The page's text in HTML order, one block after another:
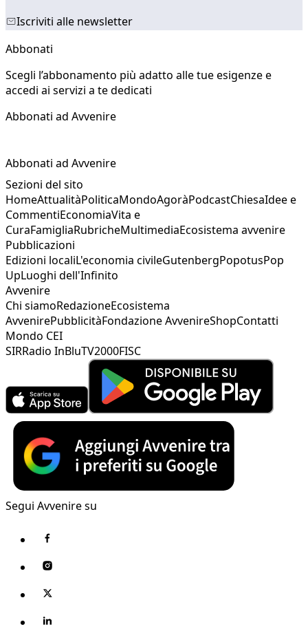
Iscriviti alle newsletter
Abbonati
Scegli l’abbonamento più adatto alle tue esigenze e
accedi ai servizi a te dedicati
Abbonati ad Avvenire
Abbonati ad Avvenire
Sezioni del sito
HomeAttualitàPoliticaMondoAgoràPodcastChiesaIdee e
CommentiEconomiaVita e
CuraFamigliaRubricheMultimediaEcosistema avvenire
Pubblicazioni
Edizioni localiL'economia civileGutenbergPopotusPop
UpLuoghi dell'Infinito
Avvenire
Chi siamoRedazioneEcosistema
AvvenirePubblicitàFondazione AvvenireShopContatti
Mondo CEI
SIRRadio InBluTV2000FISC
Segui Avvenire su